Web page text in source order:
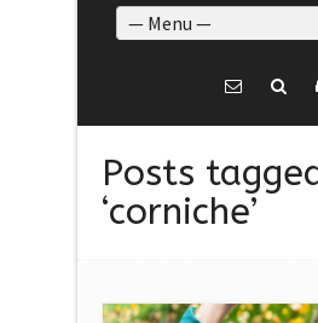
— Menu —
Posts
‘corniche’